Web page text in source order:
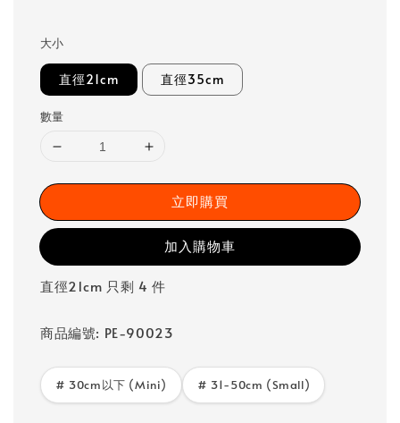
大小
直徑21cm 直徑35cm
數量
立即購買
加入購物車
直徑21cm 只剩 4 件
商品編號: PE-90023
# 30cm以下 (Mini) # 31-50cm (Small)